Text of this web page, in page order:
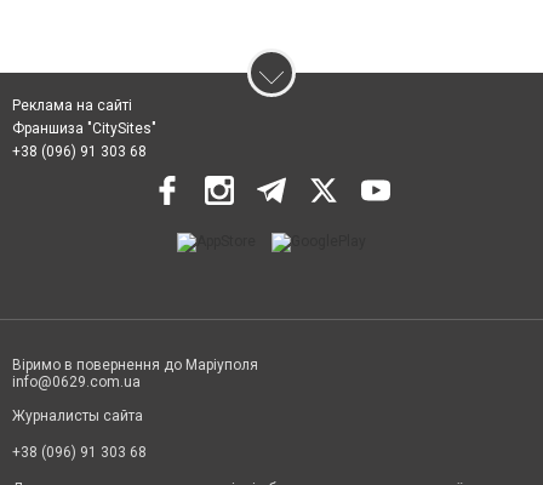
Реклама на сайті
Франшиза "CitySites"
+38 (096) 91 303 68
Віримо в повернення до Маріуполя
info@0629.com.ua
Журналисты сайта
+38 (096) 91 303 68